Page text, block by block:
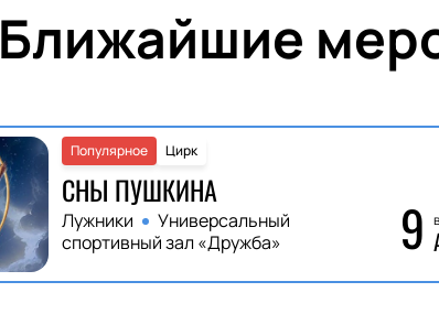
Ближайшие
Цирк
Популярное
СНЫ ПУШКИНА
Лужники
Универсальный
спортивный зал «Дружба»
9